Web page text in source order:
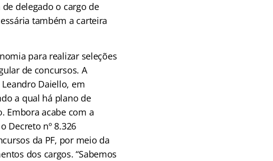
delegado o cargo de
também a carteira
para realizar seleções
de concursos. A
Daiello, em
a qual há plano de
Embora acabe com a
Decreto nº 8.326
da PF, por meio da
dos cargos. “Sabemos